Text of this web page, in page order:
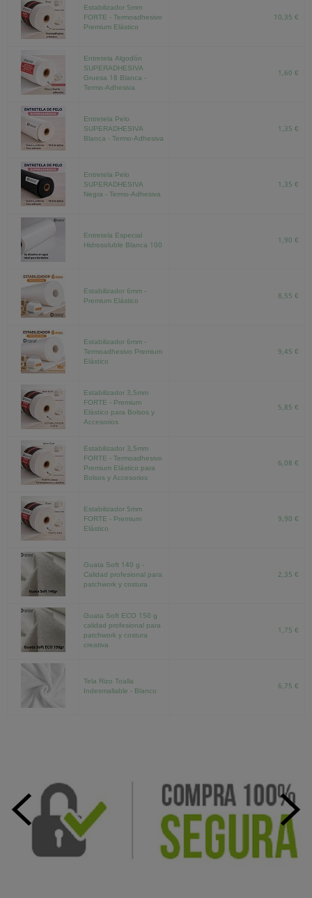
Estabilizador 5mm
FORTE - Termoadhesivo
Premium Elástico
10,35 €
Entretela Algodón
SUPERADHESIVA
Gruesa 18 Blanca -
Termo-Adhesiva
1,60 €
Entretela Pelo
SUPERADHESIVA
Blanca - Termo-Adhesiva
1,35 €
Entretela Pelo
SUPERADHESIVA
Negra - Termo-Adhesiva
1,35 €
Entretela Especial
Hidrosoluble Blanca 100
1,90 €
Estabilizador 6mm -
Premium Elástico
8,55 €
Estabilizador 6mm -
Termoadhesivo Premium
Elástico
9,45 €
Estabilizador 3,5mm
FORTE - Premium
Elástico para Bolsos y
Accesorios
5,85 €
Estabilizador 3,5mm
FORTE - Termoadhesivo
Premium Elástico para
Bolsos y Accesorios
6,08 €
Estabilizador 5mm
FORTE - Premium
Elástico
9,90 €
Guata Soft 140 g -
Calidad profesional para
patchwork y costura
2,35 €
Guata Soft ECO 150 g
calidad profesional para
patchwork y costura
creativa
1,75 €
Tela Rizo Toalla
Indesmallable - Blanco
6,75 €